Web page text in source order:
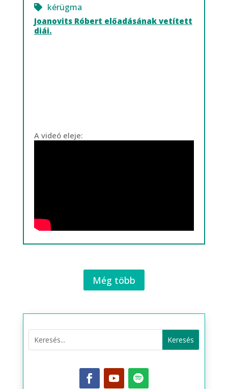
kérügma
Joanovits Róbert előadásának vetített
diái.
A videó eleje:
Még több